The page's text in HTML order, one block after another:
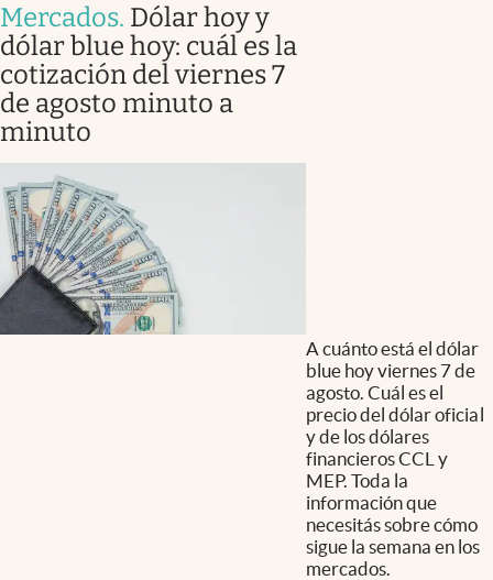
Mercados. Dólar hoy y
dólar blue hoy: cuál es la
cotización del viernes 7
de agosto minuto a
minuto
A cuánto está el dólar
blue hoy viernes 7 de
agosto. Cuál es el
precio del dólar oficial
y de los dólares
financieros CCL y
MEP. Toda la
información que
necesitás sobre cómo
sigue la semana en los
mercados.